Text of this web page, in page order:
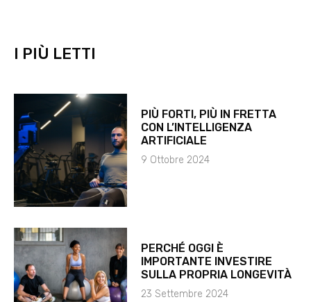
-
f
m
I PIÙ LETTI
PIÙ FORTI, PIÙ IN FRETTA
CON L’INTELLIGENZA
ARTIFICIALE
9 Ottobre 2024
PERCHÉ OGGI È
IMPORTANTE INVESTIRE
SULLA PROPRIA LONGEVITÀ
23 Settembre 2024